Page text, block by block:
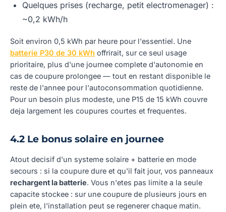
Quelques prises (recharge, petit electromenager) :
~0,2 kWh/h
Soit environ 0,5 kWh par heure pour l'essentiel. Une
batterie P30 de 30 kWh offrirait, sur ce seul usage
prioritaire, plus d'une journee complete d'autonomie en
cas de coupure prolongee — tout en restant disponible le
reste de l'annee pour l'autoconsommation quotidienne.
Pour un besoin plus modeste, une P15 de 15 kWh couvre
deja largement les coupures courtes et frequentes.
4.2 Le bonus solaire en journee
Atout decisif d'un systeme solaire + batterie en mode
secours : si la coupure dure et qu'il fait jour, vos panneaux
rechargent la batterie. Vous n'etes pas limite a la seule
capacite stockee : sur une coupure de plusieurs jours en
plein ete, l'installation peut se regenerer chaque matin.